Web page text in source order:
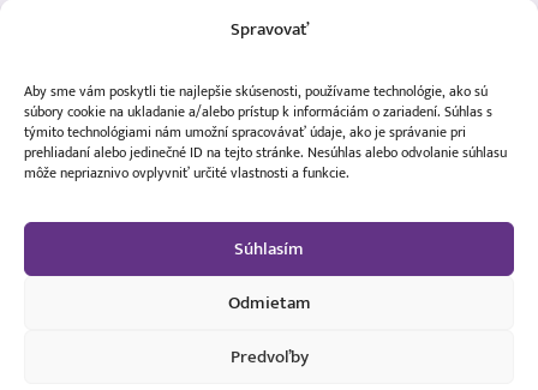
Spravovať
Aby sme vám poskytli tie najlepšie skúsenosti, používame technológie, ako sú
súbory cookie na ukladanie a/alebo prístup k informáciám o zariadení. Súhlas s
týmito technológiami nám umožní spracovávať údaje, ako je správanie pri
prehliadaní alebo jedinečné ID na tejto stránke. Nesúhlas alebo odvolanie súhlasu
môže nepriaznivo ovplyvniť určité vlastnosti a funkcie.
Súhlasím
Odmietam
Predvoľby
Vložiť do košíka
Dôležité odkazy
Obchodné podmienky